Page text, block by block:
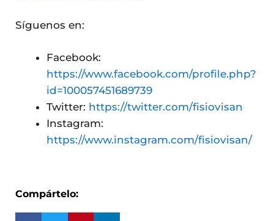
Síguenos en:
Facebook:
https://www.facebook.com/profile.php?
id=100057451689739
Twitter: https://twitter.com/fisiovisan
Instagram:
https://www.instagram.com/fisiovisan/
Compártelo: